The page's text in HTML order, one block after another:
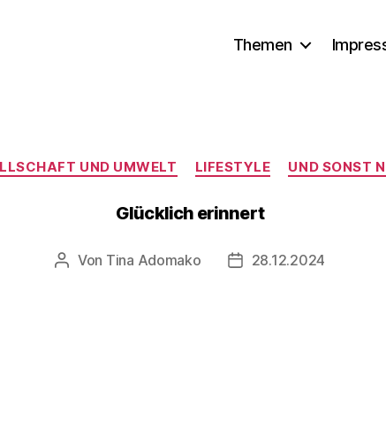
Themen
Kategorien
UND UMWELT LIFESTYLE UND SONST
Glücklich erinnert
Beitragsautor
Von Tina Adomako Veröffentlichungsdatum
28.12.2024